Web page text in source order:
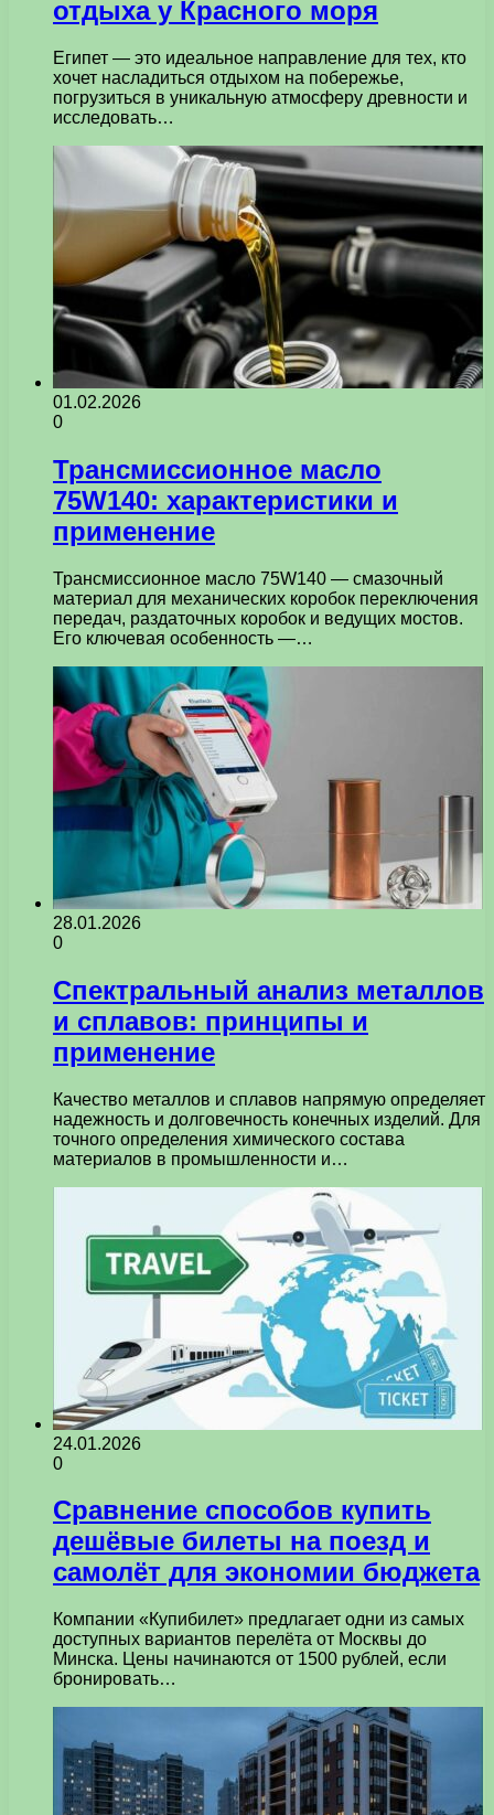
отдыха у Красного моря
Египет — это идеальное направление для тех, кто
хочет насладиться отдыхом на побережье,
погрузиться в уникальную атмосферу древности и
исследовать…
01.02.2026
0
Трансмиссионное масло
75W140: характеристики и
применение
Трансмиссионное масло 75W140 — смазочный
материал для механических коробок переключения
передач, раздаточных коробок и ведущих мостов.
Его ключевая особенность —…
28.01.2026
0
Спектральный анализ металлов
и сплавов: принципы и
применение
Качество металлов и сплавов напрямую определяет
надежность и долговечность конечных изделий. Для
точного определения химического состава
материалов в промышленности и…
24.01.2026
0
Сравнение способов купить
дешёвые билеты на поезд и
самолёт для экономии бюджета
Компании «Купибилет» предлагает одни из самых
доступных вариантов перелёта от Москвы до
Минска. Цены начинаются от 1500 рублей, если
бронировать…